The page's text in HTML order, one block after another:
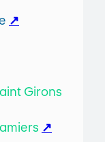
↗
Girons
↗